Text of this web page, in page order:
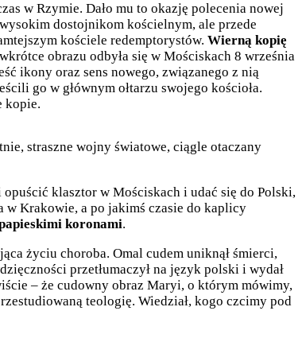
w Rzymie. Dało mu to okazję polecenia nowej
dostojnikom kościelnym, ale przede
kościele redemptorystów. Wierną kopię
obrazu odbyła się w Mościskach 8 września
ikony oraz sens nowego, związanego z nią
go w głównym ołtarzu swojego kościoła.
kopie.
straszne wojny światowe, ciągle otaczany
klasztor w Mościskach i udać się do Polski,
w Krakowie, a po jakimś czasie do kaplicy
koronami.
życiu choroba. Omal cudem uniknął śmierci,
przetłumaczył na język polski i wydał
– że cudowny obraz Maryi, o którym mówimy,
teologię. Wiedział, kogo czcimy pod